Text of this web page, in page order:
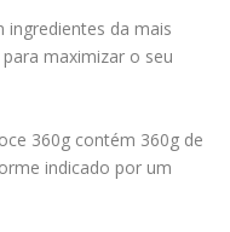
ingredientes da mais
maximizar o seu
360g contém 360g de
indicado por um